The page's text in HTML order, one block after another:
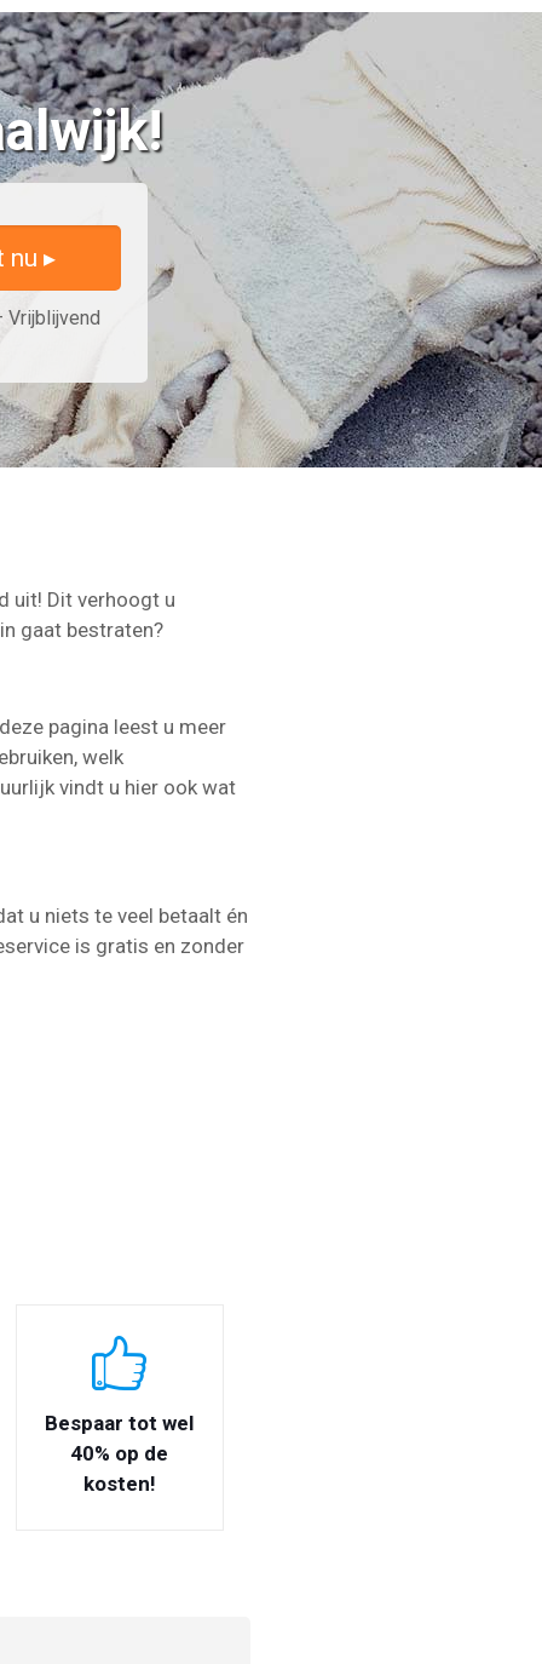
nu ▸
Vrijblijvend
uit! Dit verhoogt u
gaat bestraten?
pagina leest u meer
welk
vindt u hier ook wat
u niets te veel betaalt én
is gratis en zonder
Bespaar tot wel
40% op de
kosten!